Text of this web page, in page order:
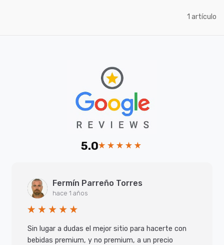
1 artículo
5.0
Fermín Parreño Torres
hace 1 años
Sin lugar a dudas el mejor sitio para hacerte con
bebidas premium, y no premium, a un precio